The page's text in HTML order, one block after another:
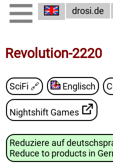
drosi.de
Revolution-2220
SciFi 🔗 Englisch
Nightshift Games
Reduziere auf
Reduce to products in